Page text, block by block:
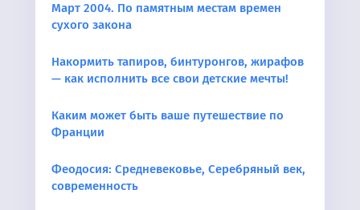
Март 2004. По памятным местам времен
сухого закона
Накормить тапиров, бинтуронгов, жирафов
— как исполнить все свои детские мечты!
Каким может быть ваше путешествие по
Франции
Феодосия: Средневековье, Серебряный век,
современность